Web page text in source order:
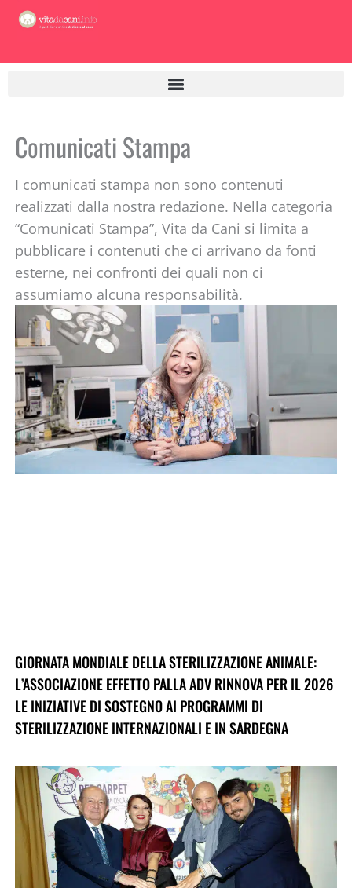
Comunicati Stampa
I comunicati stampa non sono contenuti
realizzati dalla nostra redazione. Nella categoria
“Comunicati Stampa”, Vita da Cani si limita a
pubblicare i contenuti che ci arrivano da fonti
esterne, nei confronti dei quali non ci
assumiamo alcuna responsabilità.
GIORNATA MONDIALE DELLA STERILIZZAZIONE ANIMALE:
L’ASSOCIAZIONE EFFETTO PALLA ADV RINNOVA PER IL 2026
LE INIZIATIVE DI SOSTEGNO AI PROGRAMMI DI
STERILIZZAZIONE INTERNAZIONALI E IN SARDEGNA